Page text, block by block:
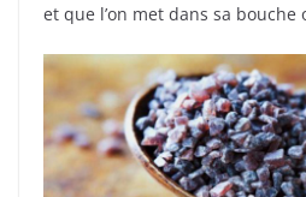
et que l’on met dans sa bouche